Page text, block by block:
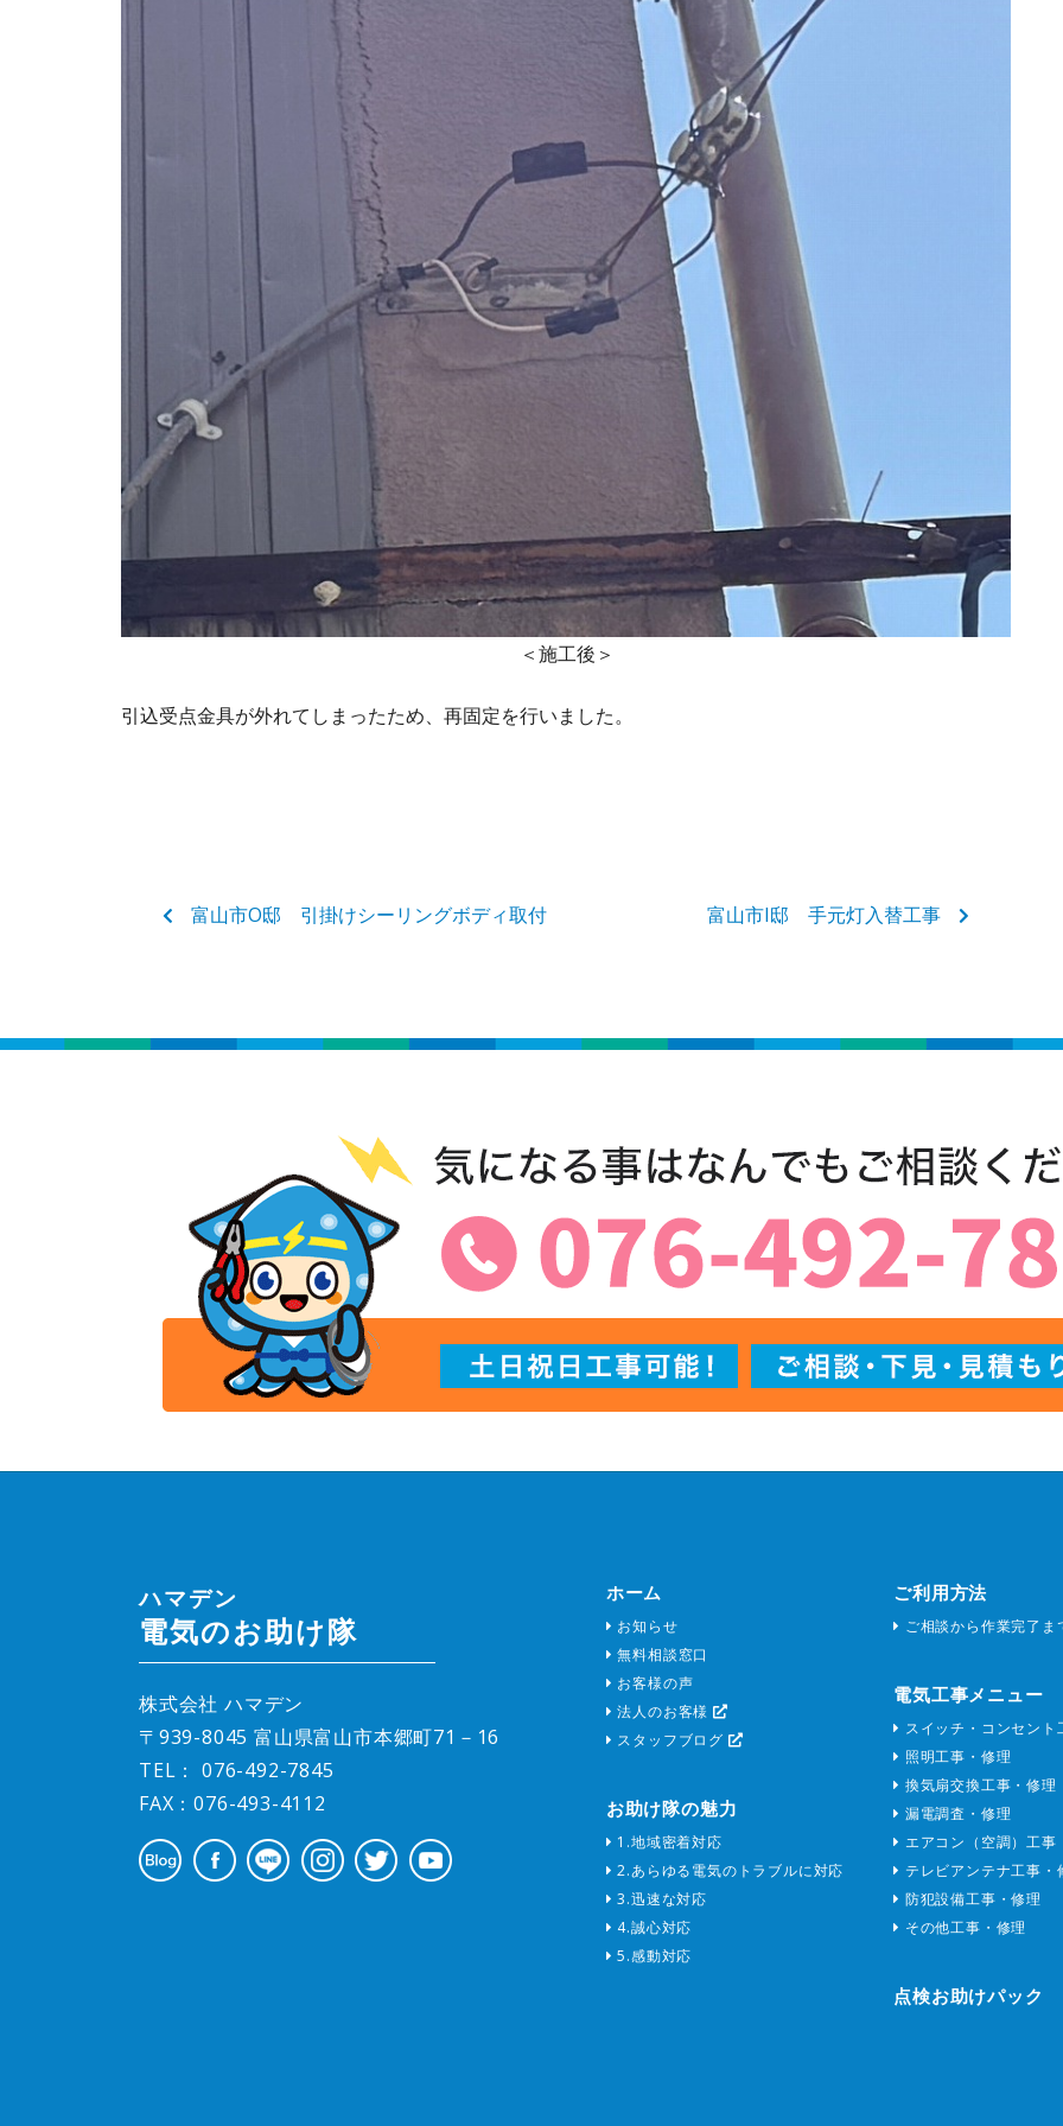
＜施工後＞
引込受点金具が外れてしまったため、再固定を行いました。
富山市O邸 引掛けシーリングボディ取付 富山市I邸 手元灯入替工事
ハマデン
電気のお助け隊
株式会社 ハマデン
〒939-8045 富山県富山市本郷町71－16
TEL： 076-492-7845
FAX：076-493-4112
ホーム
お知らせ
無料相談窓口
お客様の声
法人のお客様
スタッフブログ
お助け隊の魅力
1.地域密着対応
2.あらゆる電気のトラブルに対応
3.迅速な対応
4.誠心対応
5.感動対応
ご利用方法
ご相談から作業完了ま
電気工事メニュー
スイッチ・コンセント
照明工事・修理
換気扇交換工事・修理
漏電調査・修理
エアコン（空調）工事
テレビアンテナ工事・
防犯設備工事・修理
その他工事・修理
点検お助けパック